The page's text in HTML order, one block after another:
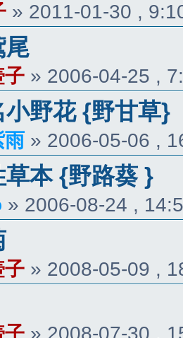
» 2011-01-30 ,
尾
子 » 2006-04-25 ,
小野花 {野甘草}
雨 » 2006-05-06 ,
草本 {野路葵 }
» 2006-08-24 ,
子 » 2008-05-09 ,
子 » 2008-07-30 ,